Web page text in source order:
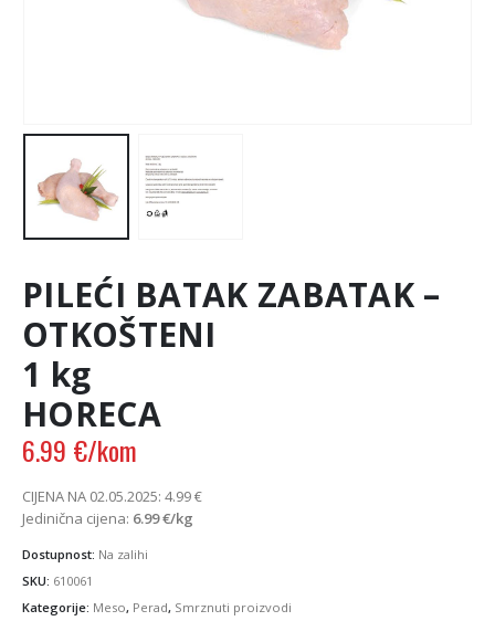
PILEĆI BATAK ZABATAK –
OTKOŠTENI
1 kg
HORECA
6.99 €/kom
CIJENA NA 02.05.2025: 4.99€
Jedinična cijena: 6.99€/kg
Dostupnost: Na zalihi
SKU: 610061
Kategorije: Meso, Perad, Smrznuti proizvodi